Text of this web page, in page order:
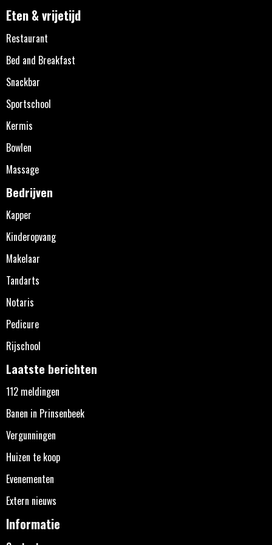
Eten & vrijetijd
Restaurant
Bed and Breakfast
Snackbar
Sportschool
Kermis
Bowlen
Massage
Bedrijven
Kapper
Kinderopvang
Makelaar
Tandarts
Notaris
Pedicure
Rijschool
Laatste berichten
112 meldingen
Banen in Prinsenbeek
Vergunningen
Huizen te koop
Evenementen
Extern nieuws
Informatie